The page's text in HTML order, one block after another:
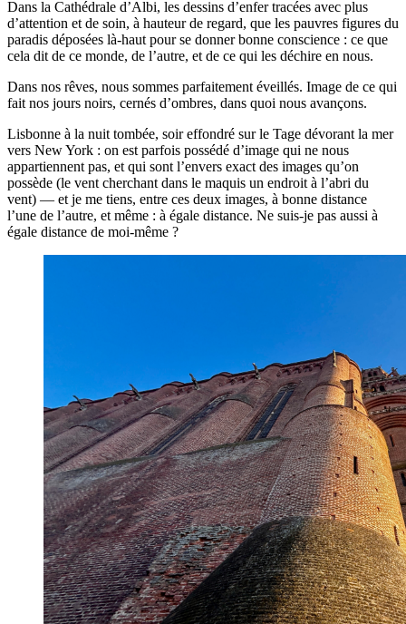
Dans la Cathédrale d’Albi, les dessins d’enfer tracées avec plus
d’attention et de soin, à hauteur de regard, que les pauvres figures du
paradis déposées là-haut pour se donner bonne conscience : ce que
cela dit de ce monde, de l’autre, et de ce qui les déchire en nous.
Dans nos rêves, nous sommes parfaitement éveillés. Image de ce qui
fait nos jours noirs, cernés d’ombres, dans quoi nous avançons.
Lisbonne à la nuit tombée, soir effondré sur le Tage dévorant la mer
vers New York : on est parfois possédé d’image qui ne nous
appartiennent pas, et qui sont l’envers exact des images qu’on
possède (le vent cherchant dans le maquis un endroit à l’abri du
vent) — et je me tiens, entre ces deux images, à bonne distance
l’une de l’autre, et même : à égale distance. Ne suis-je pas aussi à
égale distance de moi-même ?